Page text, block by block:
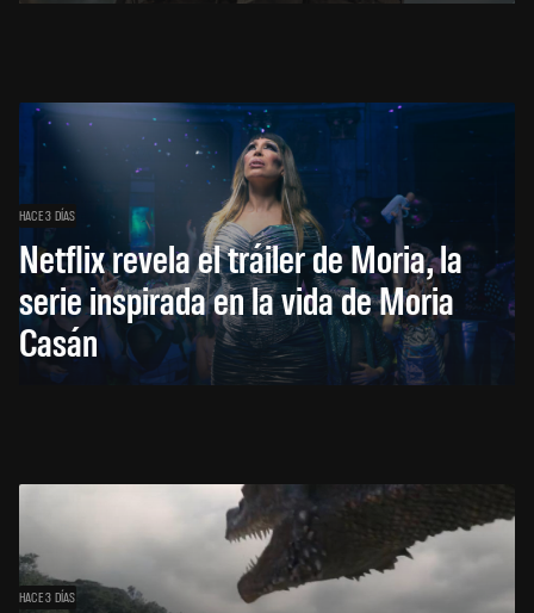
HACE 3 DÍAS
Netflix revela el tráiler de Moria, la
serie inspirada en la vida de Moria
Casán
HACE 3 DÍAS